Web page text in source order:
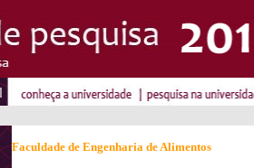
Faculdade de Engenharia de Alimentos